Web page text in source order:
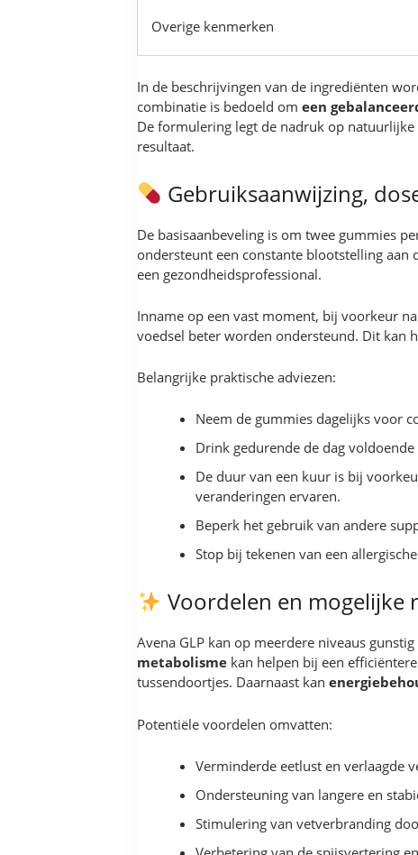
Overige kenmerken
In de beschrijvingen van de ingrediënten
combinatie is bedoeld om een
De formulering legt de nadruk op
resultaat.
Gebruiksaanwijzing,
De basisaanbeveling is om twee gummies
ondersteunt een constante blootstelling aan
een gezondheidsprofessional.
Inname op een vast moment, bij voorkeur
voedsel beter worden ondersteund. Dit kan
Belangrijke praktische adviezen:
Neem de gummies dagelijks voor
Drink gedurende de dag
De duur van een kuur is bij
veranderingen ervaren.
Beperk het gebruik van andere
Stop bij tekenen van een
Voordelen en mogelijke
Avena GLP kan op meerdere niveaus
metabolisme kan helpen bij een
tussendoortjes. Daarnaast kan
Potentiële voordelen omvatten:
Verminderde eetlust en verlaagde
Ondersteuning van langere en
Stimulering van vetverbranding